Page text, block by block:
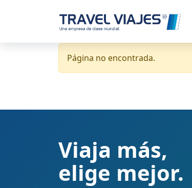
Página no encontrada.
Viaja más,
elige mejor.